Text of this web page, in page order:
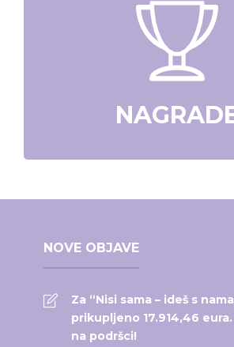
NOVE OBJAVE
Za “Nisi sama – ideš s
prikupljeno 17.914,46 eura.
na podršci!